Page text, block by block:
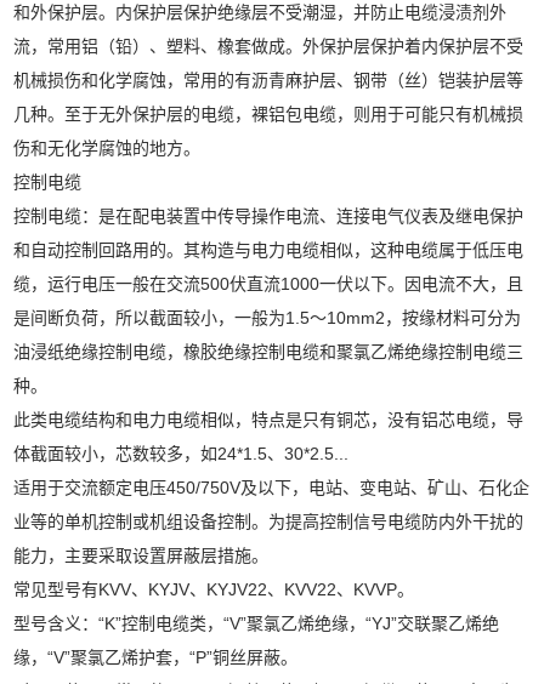
和外保护层。内保护层保护绝缘层不受潮湿，并防止电缆浸渍剂外
流，常用铝（铅）、塑料、橡套做成。外保护层保护着内保护层不受
机械损伤和化学腐蚀，常用的有沥青麻护层、钢带（丝）铠装护层等
几种。至于无外保护层的电缆，裸铝包电缆，则用于可能只有机械损
伤和无化学腐蚀的地方。
控制电缆
控制电缆：是在配电装置中传导操作电流、连接电气仪表及继电保护
和自动控制回路用的。其构造与电力电缆相似，这种电缆属于低压电
缆，运行电压一般在交流500伏直流1000一伏以下。因电流不大，且
是间断负荷，所以截面较小，一般为1.5～10mm2，按缘材料可分为
油浸纸绝缘控制电缆，橡胶绝缘控制电缆和聚氯乙烯绝缘控制电缆三
种。
此类电缆结构和电力电缆相似，特点是只有铜芯，没有铝芯电缆，导
体截面较小，芯数较多，如24*1.5、30*2.5...
适用于交流额定电压450/750V及以下，电站、变电站、矿山、石化企
业等的单机控制或机组设备控制。为提高控制信号电缆防内外干扰的
能力，主要采取设置屏蔽层措施。
常见型号有KVV、KYJV、KYJV22、KVV22、KVVP。
型号含义：“K”控制电缆类，“V”聚氯乙烯绝缘，“YJ”交联聚乙烯绝
缘，“V”聚氯乙烯护套，“P”铜丝屏蔽。